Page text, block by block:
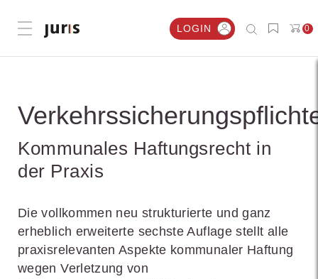
Menü öffnen LOGIN 0
Kommunales Haftungsrecht in
der Praxis
Die vollkommen neu strukturierte und ganz
erheblich erweiterte sechste Auflage stellt alle
praxisrelevanten Aspekte kommunaler Haftung
wegen Verletzung von